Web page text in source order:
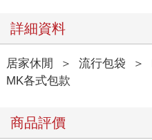
詳細資料
居家休閒 ＞ 流行包袋 ＞
MK各式包款
商品評價